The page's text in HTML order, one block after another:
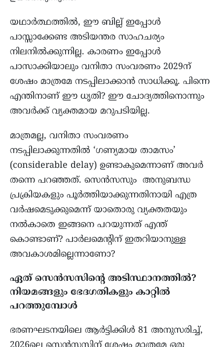
യഥാർത്ഥത്തിൽ, ഈ ബില്ല് ഇപ്പോൾ
പാസ്സാക്കേണ്ട അടിയന്തര സാഹചര്യം
നിലനിൽക്കുന്നില്ല. കാരണം ഇപ്പോൾ
പാസാക്കിയാലും വനിതാ സംവരണം 2029ന്
ശേഷം മാത്രമേ നടപ്പിലാക്കാൻ സാധിക്കൂ. പിന്നെ
എന്തിനാണ് ഈ ധൃതി? ഈ ചോദ്യത്തിനൊന്നും
അവർക്ക് വ്യക്തമായ മറുപടിയില്ല.
മാത്രമല്ല, വനിതാ സംവരണം
നടപ്പിലാക്കുന്നതിൽ ‘ഗണ്യമായ താമസം’
(considerable delay) ഉണ്ടാകുമെന്നാണ് അവർ
തന്നെ പറഞ്ഞത്. സെൻസസും അനുബന്ധ
പ്രക്രിയകളും പൂർത്തിയാക്കുന്നതിനായി എത്ര
വർഷമെടുക്കുമെന്ന് യാതൊരു വ്യക്തതയും
നൽകാതെ ഇങ്ങനെ പറയുന്നത് എന്ത്
കൊണ്ടാണ്? പാർലമെന്റിന് ഇതറിയാനുള്ള
അവകാശമില്ലെന്നാണോ?
ഏത് സെൻസസിന്റെ അടിസ്ഥാനത്തിൽ?
നിയമങ്ങളും ഭേദഗതികളും കാറ്റിൽ
പറത്തുമ്പോൾ
ഭരണഘടനയിലെ ആർട്ടിക്കിൾ 81 അനുസരിച്ച്,